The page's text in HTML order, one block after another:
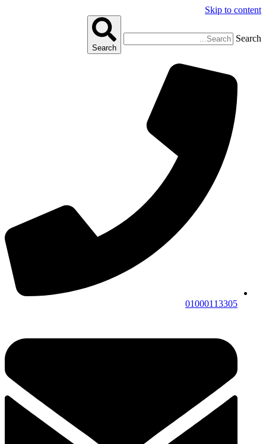
Skip to content
Search
Search
01000113305